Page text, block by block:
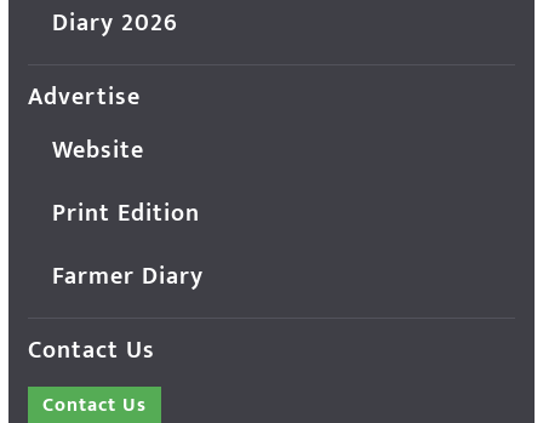
Diary 2026
Advertise
Website
Print Edition
Farmer Diary
Contact Us
Contact Us